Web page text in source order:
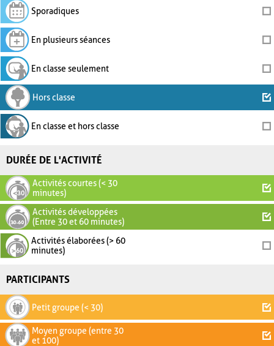
Sporadiques
En plusieurs séances
En classe seulement
Hors classe
En classe et hors classe
DURÉE DE L'ACTIVITÉ
Activités courtes (< 30
minutes)
Activités développées
(Entre 30 et 60 minutes)
Activités élaborées (> 60
minutes)
PARTICIPANTS
Petit groupe (< 30)
Moyen groupe (entre 30
et 100)